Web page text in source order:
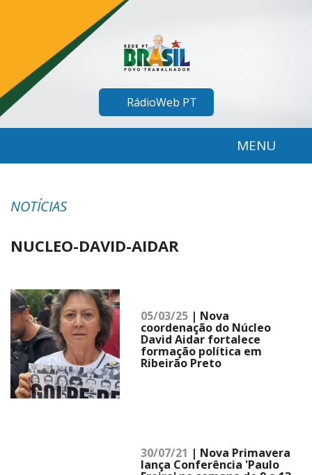
RádioWeb PT
MENU
NOTÍCIAS
NUCLEO-DAVID-AIDAR
05/03/25 | Nova
coordenação do Núcleo
David Aidar fortalece
formação política em
Ribeirão Preto
30/07/21 | Nova Primavera
lança Conferência 'Paulo